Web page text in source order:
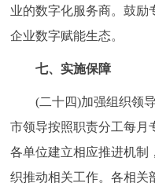
业的数字化服务商。鼓励
企业数字赋能生态。
七、实施保障
(二十四)加强组织领导
市领导按照职责分工每月
各单位建立相应推进机制
织推动相关工作。各相关